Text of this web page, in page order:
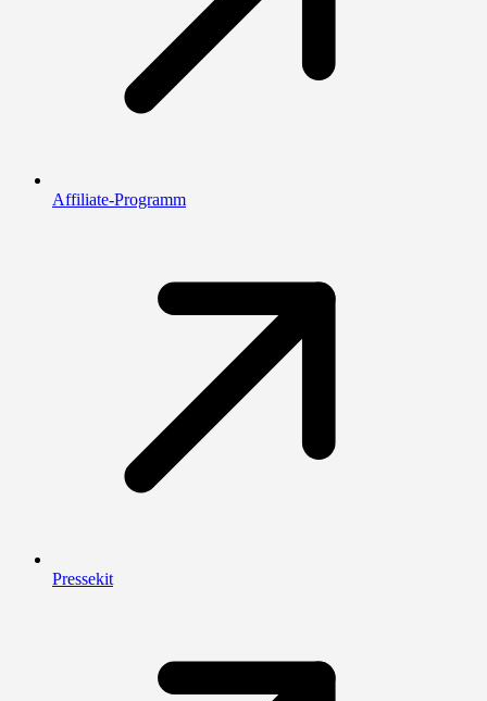
Affiliate-Programm
Pressekit